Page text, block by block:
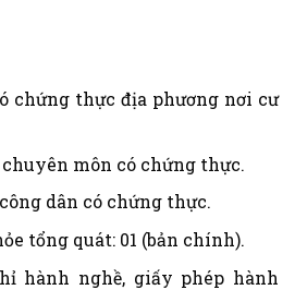
chứng thực địa phương nơi cư
chuyên môn có chứng thực.
dân có chứng thực.
tổng quát: 01 (bản chính).
hành nghề, giấy phép hành